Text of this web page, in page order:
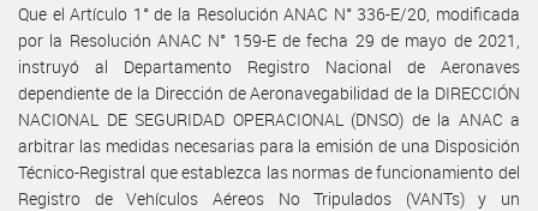
Que el Artículo 1° de la Resolución ANAC N° 336-E/20, modificada
por la Resolución ANAC N° 159-E de fecha 29 de mayo de 2021,
instruyó al Departamento Registro Nacional de Aeronaves
dependiente de la Dirección de Aeronavegabilidad de la DIRECCIÓN
NACIONAL DE SEGURIDAD OPERACIONAL (DNSO) de la ANAC a
arbitrar las medidas necesarias para la emisión de una Disposición
Técnico-Registral que establezca las normas de funcionamiento del
Registro de Vehículos Aéreos No Tripulados (VANTs) y un